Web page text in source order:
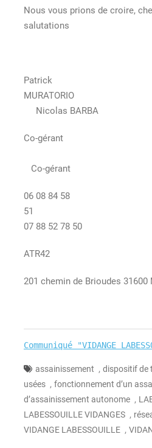
Nous vous prions de croire,
salutations
Patrick
Nicolas BARBA
Co-gérant
Co-gérant
06 08 84 58
07 88 52 78 50
ATR42
201 chemin de Brioudes 31600
Communiqué "VIDANGE
assainissement , dispositif de
usées , fonctionnement d’un
d’assainissement autonome ,
LABESSOUILLE VIDANGES ,
VIDANGE LABESSOUILLE ,